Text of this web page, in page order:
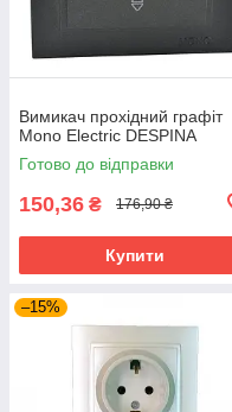
Вимикач прохідний графіт
Mono Electric DESPINA
Готово до відправки
150,36 ₴ 176,90 ₴
Купити
–15%